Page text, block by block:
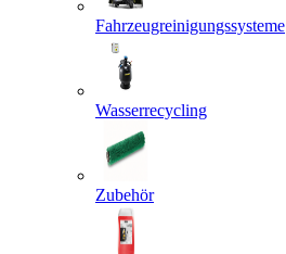
Fahrzeugreinigungssysteme
Wasserrecycling
Zubehör